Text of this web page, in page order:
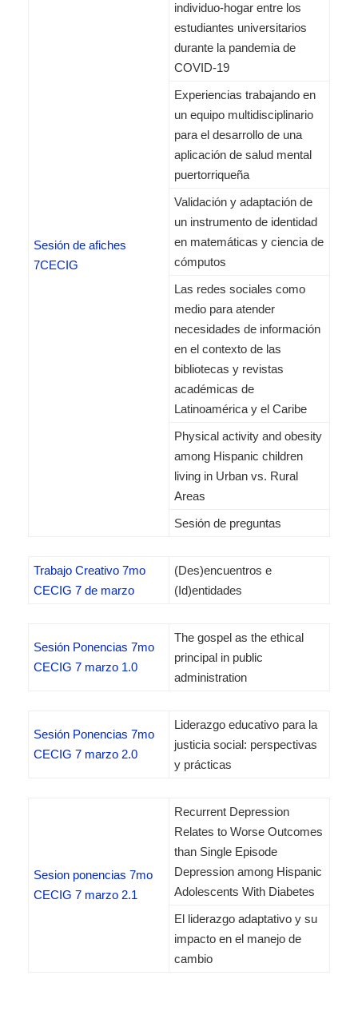
Sesión de afiches
7CECIG
individuo-hogar entre los
estudiantes universitarios
durante la pandemia de
COVID-19
Experiencias trabajando en
un equipo multidisciplinario
para el desarrollo de una
aplicación de salud mental
puertorriqueña
Validación y adaptación de
un instrumento de identidad
en matemáticas y ciencia de
cómputos
Las redes sociales como
medio para atender
necesidades de información
en el contexto de las
bibliotecas y revistas
académicas de
Latinoamérica y el Caribe
Physical activity and obesity
among Hispanic children
living in Urban vs. Rural
Areas
Sesión de preguntas
Trabajo Creativo 7mo
CECIG 7 de marzo
(Des)encuentros e
(Id)entidades
Sesión Ponencias 7mo
CECIG 7 marzo 1.0
The gospel as the ethical
principal in public
administration
Sesión Ponencias 7mo
CECIG 7 marzo 2.0
Liderazgo educativo para la
justicia social: perspectivas
y prácticas
Sesion ponencias 7mo
CECIG 7 marzo 2.1
Recurrent Depression
Relates to Worse Outcomes
than Single Episode
Depression among Hispanic
Adolescents With Diabetes
El liderazgo adaptativo y su
impacto en el manejo de
cambio